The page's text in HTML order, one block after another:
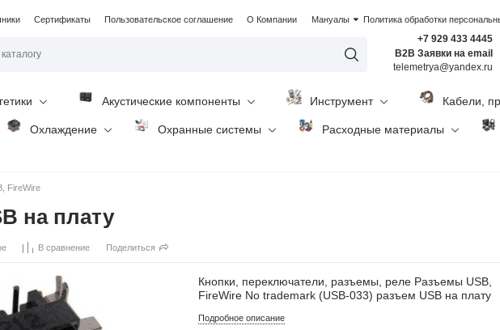
Сертификаты Пользовательское соглашение О Компании Мануалы Политика обработки
+7 929 433 4445
B2B Заявки на email
telemetrya@yandex.ru
Акустические компоненты Инструмент Кабели,
Охлаждение Охранные системы Расходные материалы
FireWire
на плату
В сравнение Поделиться
Кнопки, переключатели, разъемы, реле Разъемы USB,
FireWire No trademark (USB-033) разъем USB на плату
Подробное описание